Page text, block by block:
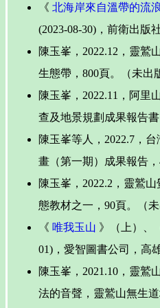
《 北海岸來自溫帶的流
(2023-08-30)，前衛出版
陳玉峯，2022.12，靈
生態帶，800頁。（未出
陳玉峯，2022.11，阿里
查及地景規劃成果報告書
陳玉峯等人，2022.7，
畫（第一期）成果報告
陳玉峯，2022.2，靈鷲
態教材之一，90頁。（未
《 唯我玉山 》（上）、
01)，愛智圖書公司，高
陳玉峯，2021.10，靈
法的音聲，靈鷲山無生